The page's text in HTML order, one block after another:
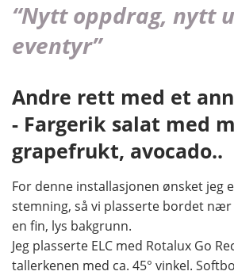
“Nytt oppdrag, nytt
eventyr​”
Andre rett med et
- Fargerik salat med
grapefrukt, avocado..
For denne installasjonen ønsket jeg
stemning, så vi plasserte bordet
en fin, lys bakgrunn.
Jeg plasserte ELC med Rotalux Go
tallerkenen med ca. 45° vinkel.